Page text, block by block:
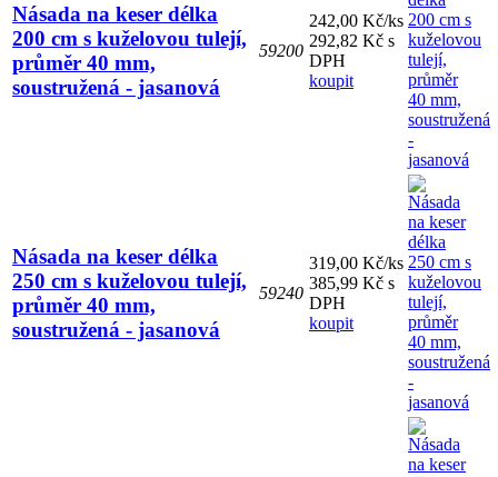
Násada na keser délka
200 cm s kuželovou tulejí,
průměr 40 mm,
soustružená - jasanová
59200
242,00 Kč/ks
292,82 Kč s
DPH
koupit
Násada na keser délka
250 cm s kuželovou tulejí,
průměr 40 mm,
soustružená - jasanová
59240
319,00 Kč/ks
385,99 Kč s
DPH
koupit